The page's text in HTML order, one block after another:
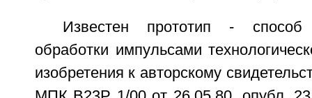
Известен прототип - способ
обработки импульсами
изобретения к авторскому